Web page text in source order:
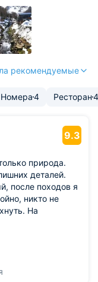
рекомендуемые
Номера4 Ресторан4
9.3
природа.
деталей.
после походов я
никто не
На
течёт. Если